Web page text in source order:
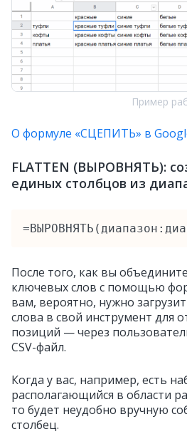
Пример
О формуле «СЦЕПИТЬ» в
FLATTEN (ВЫРОВНЯТЬ):
единых столбцов из
После того, как вы
ключевых слов с помощью
вам, вероятно, нужно
слова в свой инструмент для
позиций — через
CSV-файл.
Когда у вас, например, есть
располагающийся в области
то будет неудобно вручную
столбец.